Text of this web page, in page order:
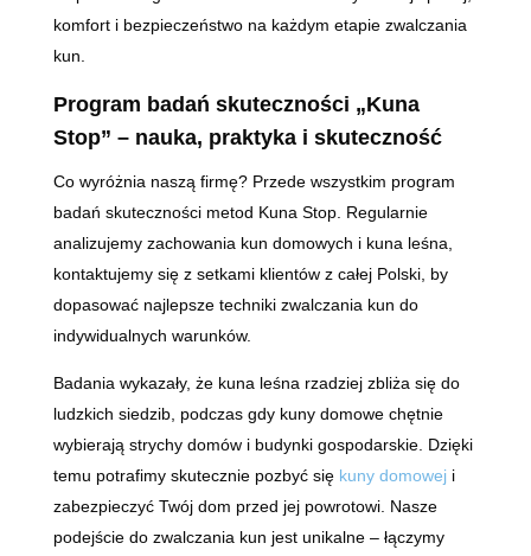
komfort i bezpieczeństwo na każdym etapie zwalczania
kun.
Program badań skuteczności „Kuna
Stop” – nauka, praktyka i skuteczność
Co wyróżnia naszą firmę? Przede wszystkim program
badań skuteczności metod Kuna Stop. Regularnie
analizujemy zachowania kun domowych i kuna leśna,
kontaktujemy się z setkami klientów z całej Polski, by
dopasować najlepsze techniki zwalczania kun do
indywidualnych warunków.
Badania wykazały, że kuna leśna rzadziej zbliża się do
ludzkich siedzib, podczas gdy kuny domowe chętnie
wybierają strychy domów i budynki gospodarskie. Dzięki
temu potrafimy skutecznie pozbyć się kuny domoweji
zabezpieczyć Twój dom przed jej powrotowi. Nasze
podejście do zwalczania kun jest unikalne – łączymy